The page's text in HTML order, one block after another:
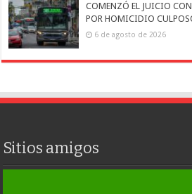
COMENZÓ EL JUICIO
POR HOMICIDIO
6 de agosto de 2026
Sitios amigos